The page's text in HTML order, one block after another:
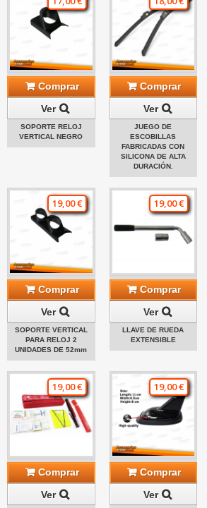
Comprar
Ver
SOPORTE RELOJ
VERTICAL NEGRO
Comprar
Ver
JUEGO DE
ESCOBILLAS
FABRICADAS CON
SILICONA DE ALTA
DURACIÓN.
19,00 €
Comprar
Ver
SOPORTE VERTICAL
PARA RELOJ 2
UNIDADES DE 52mm
19,00 €
Comprar
Ver
LLAVE DE RUEDA
EXTENSIBLE
19,00 €
Comprar
Ver
19,00 €
Comprar
Ver